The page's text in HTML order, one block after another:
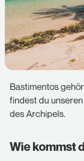
Bastimentos
findest du
des Archipels.
Wie kommst
Alle
Essenziell (2)
Essenzielle
Funktionen und